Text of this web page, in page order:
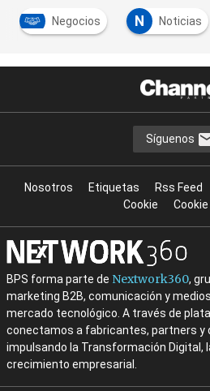
Negocios N Noticias
Síguenos
Nosotros Etiquetas Rss Feed
Cookie
BPS forma parte de Nextwork360,
marketing B2B, comunicación y
mercado tecnológico. A través de
conectamos a fabricantes, partners y
impulsando la Transformación Digital,
crecimiento empresarial.